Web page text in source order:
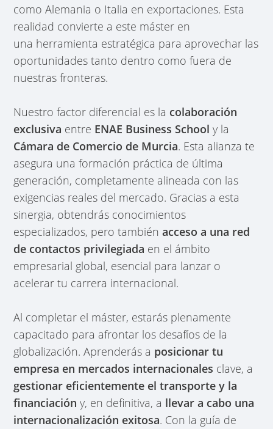
como Alemania o Italia en exportaciones. Esta
realidad convierte a este máster en
una herramienta estratégica para aprovechar las
oportunidades tanto dentro como fuera de
nuestras fronteras.
Nuestro factor diferencial es la colaboración
exclusiva entre ENAE Business School y la
Cámara de Comercio de Murcia. Esta alianza te
asegura una formación práctica de última
generación, completamente alineada con las
exigencias reales del mercado. Gracias a esta
sinergia, obtendrás conocimientos
especializados, pero tambiénacceso a una red
de contactos privilegiada en el ámbito
empresarial global, esencial para lanzar o
acelerar tu carrera internacional.
Al completar el máster, estarás plenamente
capacitado para afrontar los desafíos de la
globalización. Aprenderás a posicionar tu
empresa en mercados internacionales clave, a
gestionar eficientemente el transporte y la
financiación y, en definitiva, a llevar a cabo una
internacionalización exitosa. Con la guía de